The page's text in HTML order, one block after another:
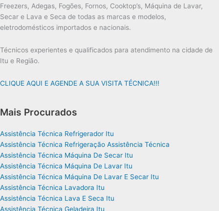
Freezers, Adegas, Fogões, Fornos, Cooktop’s, Máquina de Lavar,
Secar e Lava e Seca de todas as marcas e modelos,
eletrodomésticos importados e nacionais.
Técnicos experientes e qualificados para atendimento na cidade de
Itu e Região.
CLIQUE AQUI E AGENDE A SUA VISITA TÉCNICA!!!
Mais Procurados
Assistência Técnica Refrigerador Itu
Assistência Técnica Refrigeração Assistência Técnica
Assistência Técnica Máquina De Secar Itu
Assistência Técnica Máquina De Lavar Itu
Assistência Técnica Máquina De Lavar E Secar Itu
Assistência Técnica Lavadora Itu
Assistência Técnica Lava E Seca Itu
Assistência Técnica Geladeira Itu